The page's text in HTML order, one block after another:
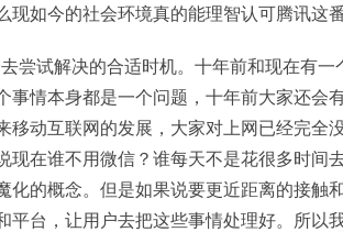
现如今的社会环境真的能理智认可腾讯这
尝试解决的合适时机。十年前和现在有
事情本身都是一个问题，十年前大家还会
移动互联网的发展，大家对上网已经完全
现在谁不用微信？谁每天不是花很多时间
化的概念。但是如果说要更近距离的接触
平台，让用户去把这些事情处理好。所以